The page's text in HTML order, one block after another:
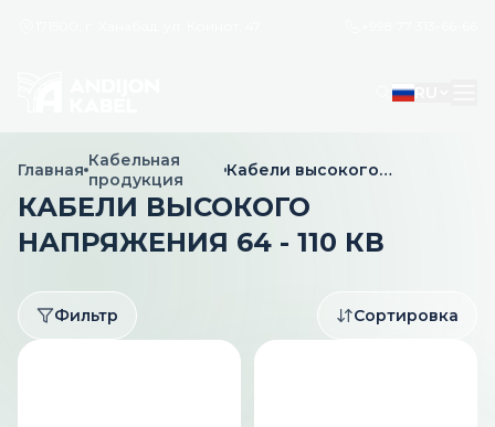
Главная Кабельная
продукция
Кабели высокого
КАБЕЛИ ВЫСОКОГО
НАПРЯЖЕНИЯ 64 - 110 КВ
Фильтр Сортировка